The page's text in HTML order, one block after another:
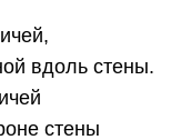
вдоль стены.
стены